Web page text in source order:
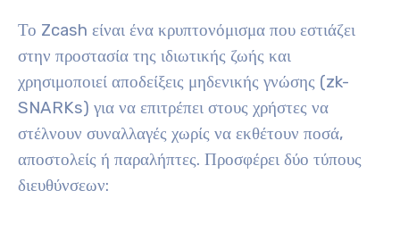
Το Zcash είναι ένα κρυπτονόμισμα που εστιάζει
στην προστασία της ιδιωτικής ζωής και
χρησιμοποιεί αποδείξεις μηδενικής γνώσης (zk-
SNARKs) για να επιτρέπει στους χρήστες να
στέλνουν συναλλαγές χωρίς να εκθέτουν ποσά,
αποστολείς ή παραλήπτες. Προσφέρει δύο τύπους
διευθύνσεων: